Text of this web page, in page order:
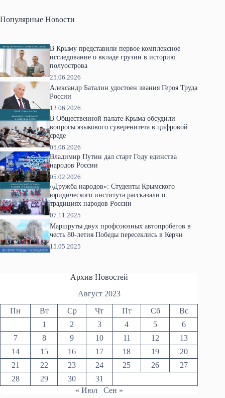
Популярные Новости
В Крыму представили первое комплексное
исследование о вкладе грузин в историю
полуострова
25.06.2026
Александр Баталин удостоен звания Героя Труда
России
12.06.2026
В Общественной палате Крыма обсудили
вопросы языкового суверенитета в цифровой
среде
05.06.2026
Владимир Путин дал старт Году единства
народов России
05.02.2026
«Дружба народов»: Студенты Крымского
юридического института рассказали о
традициях народов России
07.11.2025
Маршруты двух профсоюзных автопробегов в
честь 80-летия Победы пересеклись в Керчи
15.05.2025
Архив Новостей
Август 2023
Пн Вт Ср Чт Пт Сб
Вс
1
2 3 4 5
6
7
8 9 10 11 12
13
14
15 16 17 18 19
20
21
22 23 24 25 26
27
28
29 30
31
« Июл
Сен »